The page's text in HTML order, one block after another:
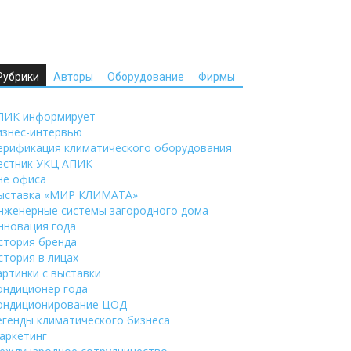
Авторы Оборудование Фирмы
информирует
интервью
климатического оборудования
УКЦ АПИК
офиса
«МИР КЛИМАТА»
системы загородного дома
года
бренда
в лицах
с выставки
года
ЦОД
климатического бизнеса